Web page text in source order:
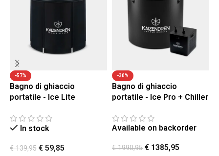
-57%
Bagno di ghiaccio
portatile - Ice Lite
In stock
€139,95 € 59,85
-30%
Bagno di ghiaccio
portatile - Ice Pro + Chiller
Available on backorder
€1990,95 € 1385,95